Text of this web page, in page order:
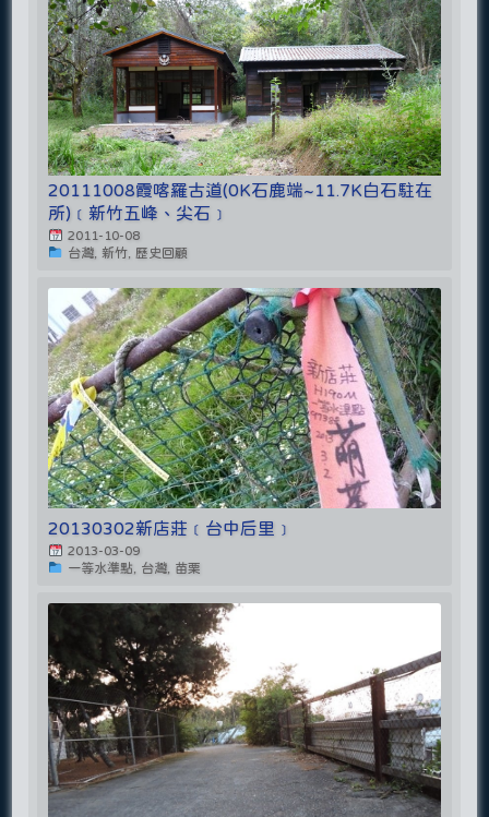
20111008霞喀羅古道(0K石鹿端~11.7K白石駐在
所)﹝新竹五峰、尖石﹞
2011-10-08
台灣, 新竹, 歷史回顧
20130302新店莊﹝台中后里﹞
2013-03-09
一等水準點, 台灣, 苗栗